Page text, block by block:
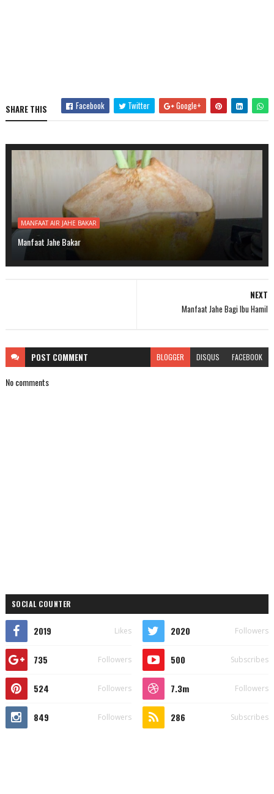
SHARE THIS Facebook Twitter Google+
MANFAAT AIR JAHE BAKAR
Manfaat Jahe Bakar
NEXT
Manfaat Jahe Bagi Ibu Hamil
POST COMMENT BLOGGER DISQUS FACEBOOK
No comments
SOCIAL COUNTER
2019 Likes 2020 Followers
735 Followers 500 Subscribes
524 Followers 7.3m Followers
849 Followers 286 Subscribes